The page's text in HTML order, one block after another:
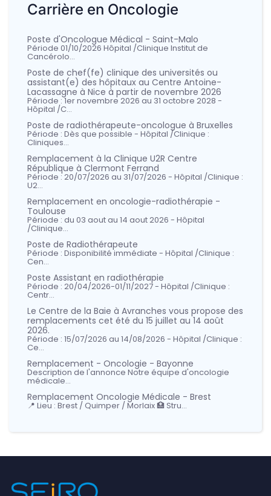
Carrière en Oncologie
Poste d'Oncologue Médical - Saint-Malo
Période 01/10/2026 Hôpital /Clinique Institut de
Cancérolo…
Poste de chef(fe) clinique des universités ou
assistant(e) des hôpitaux au Centre Antoine-
Lacassagne à Nice à partir de novembre 2026
Période : 1er novembre 2026 au 31 octobre 2028 -
Hôpital /C…
Poste de radiothérapeute-oncologue à Bruxelles
Période : Dès que possible - Hôpital /Clinique :
Cliniques…
Remplacement à la Clinique U2R Centre
République à Clermont Ferrand
Période : 20/07/2026 au 31/07/2026 - Hôpital /Clinique :
U2…
Remplacement en oncologie-radiothérapie -
Toulouse
Période : du 03 aout au 14 aout 2026 - Hôpital
/Clinique…
Poste de Radiothérapeute
Période : Disponibilité immédiate - Hôpital /Clinique :
Cen…
Poste Assistant en radiothérapie
Période : 20/04/2026-01/11/2027 - Hôpital /Clinique :
Centr…
Le Centre de la Baie à Avranches vous propose des
remplacements cet été du 15 juillet au 14 août
2026.
Période : 15/07/2026 au 14/08/2026 - Hôpital /Clinique :
Ce…
Remplacement - Oncologie - Bayonne
Description de l'annonce Notre équipe d'oncologie
médicale…
Remplacement Oncologie Médicale - Brest
📍 Lieu : Brest / Quimper / Morlaix 🏥 Stru…